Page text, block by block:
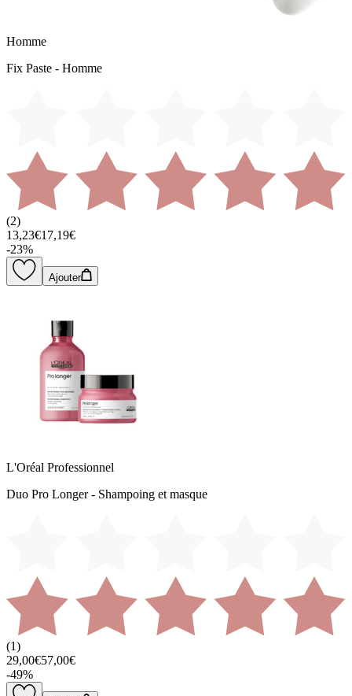
Homme
Fix Paste - Homme
(2)
13,23€17,19€
-23%
Ajouter
L'Oréal Professionnel
Duo Pro Longer - Shampoing et masque
(1)
29,00€57,00€
-49%